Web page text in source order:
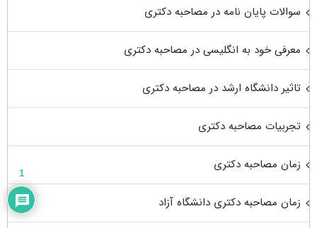
سوالات پایان نامه در مصاحبه دکتری
معرفی خود به انگلیسی در مصاحبه دکتری
تاثیر دانشگاه ارشد در مصاحبه دکتری
تجربیات مصاحبه دکتری
زمان مصاحبه دکتری
زمان مصاحبه دکتری دانشگاه آزاد
1